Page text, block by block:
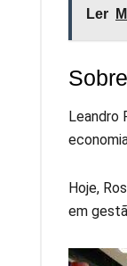
Ler
Leandro
Hoje,
em